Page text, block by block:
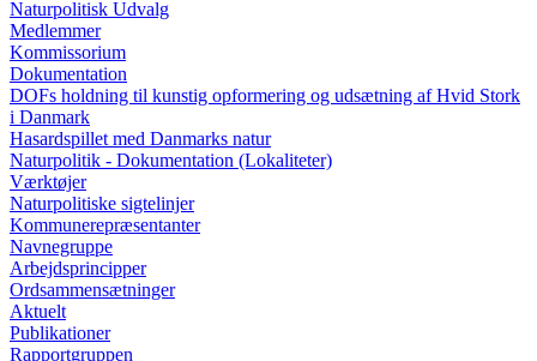
Naturpolitisk Udvalg
Medlemmer
Kommissorium
Dokumentation
DOFs holdning til kunstig opformering og udsætning af Hvid Stork
i Danmark
Hasardspillet med Danmarks natur
Naturpolitik - Dokumentation (Lokaliteter)
Værktøjer
Naturpolitiske sigtelinjer
Kommunerepræsentanter
Navnegruppe
Arbejdsprincipper
Ordsammensætninger
Aktuelt
Publikationer
Rapportgruppen